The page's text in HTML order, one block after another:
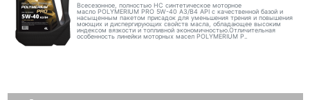
Всесезонное, полностью HC синтетическое моторное
масло POLYMERIUM PRO 5W-40 A3/B4 API с качественной базой и
насыщенным пакетом присадок для уменьшения трения и повышения
моющих и диспергирующих свойств масла, обладающее высоким
индексом вязкости и топливной экономичностью.Отличительная
особенность линейки моторных масел POLYMERIUM P..